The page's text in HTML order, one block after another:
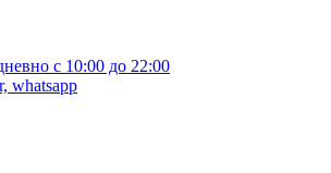
с 10:00 до 22:00
whatsapp